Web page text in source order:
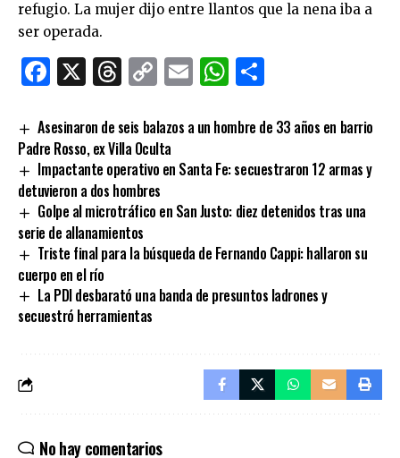
refugio. La mujer dijo entre llantos que la nena iba a
ser operada.
Facebook
X Threads
CopyEmailWhatsApp
Asesinaron de seis balazos a un hombre de 33 años en barrio
Padre Rosso, ex Villa Oculta
Impactante operativo en Santa Fe: secuestraron 12 armas y
detuvieron a dos hombres
Golpe al microtráfico en San Justo: diez detenidos tras una
serie de allanamientos
Triste final para la búsqueda de Fernando Cappi: hallaron su
cuerpo en el río
La PDI desbarató una banda de presuntos ladrones y
secuestró herramientas
No hay comentarios